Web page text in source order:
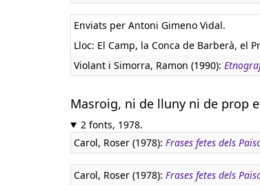
Enviats per Antoni Gimeno Vidal.
Lloc: El Camp, la Conca de Barberà, el
Violant i Simorra, Ramon (1990):
Masroig, ni de lluny ni de prop
2 fonts, 1978.
Carol, Roser (1978): Frases fetes dels
Carol, Roser (1978): Frases fetes dels